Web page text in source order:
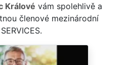
Králové vám spolehlivě a
členové mezinárodní